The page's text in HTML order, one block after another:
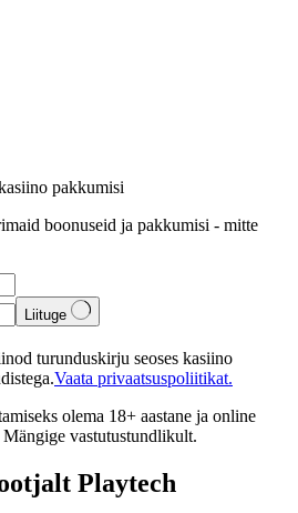
pakkumisi
boonuseid ja pakkumisi - mitte
Liituge
turunduskirju seoses kasiino
Vaata privaatsuspoliitikat.
olema 18+ aastane ja online
vastutustundlikult.
Playtech